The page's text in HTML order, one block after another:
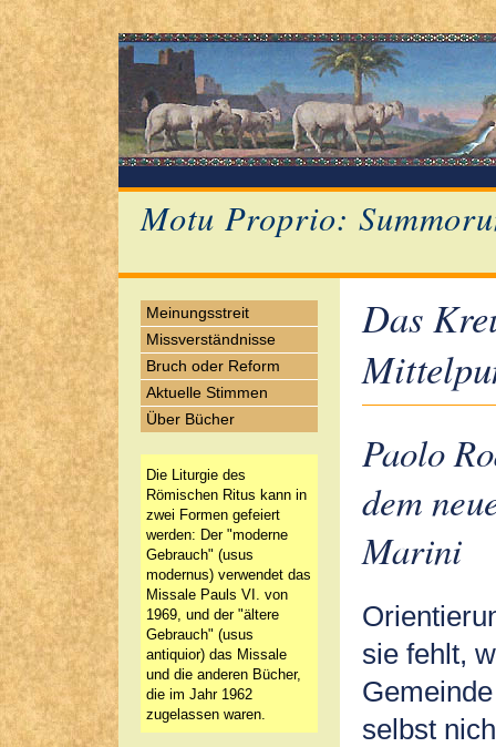
Motu Proprio:
Meinungsstreit
Missverständnisse
Bruch oder Reform
Aktuelle Stimmen
Über Bücher
Die Liturgie des
Römischen Ritus kann in
zwei Formen gefeiert
werden: Der "moderne
Gebrauch" (usus
modernus) verwendet das
Missale Pauls VI. von
1969, und der "ältere
Gebrauch" (usus
antiquior) das Missale
und die anderen Bücher,
die im Jahr 1962
zugelassen waren.
Das
Paolo
dem
Marini
sie fehlt,
selbst